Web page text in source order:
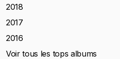
2018
2017
2016
Voir tous les tops albums